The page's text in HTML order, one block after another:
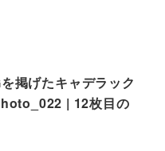
掲げたキャデラック
| 12枚目の